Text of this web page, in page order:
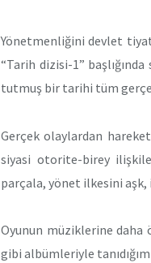
Yönetmenliğini devlet
“Tarih dizisi-1”
tutmuş bir tarihi tüm
Gerçek olaylardan
siyasi otorite-birey
parçala, yönet ilkesini aşk,
Oyunun müziklerine daha
gibi albümleriyle